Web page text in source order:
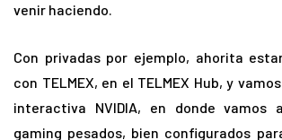
venir haciendo.
Con privadas por ejemplo, ahorita
con TELMEX, en el TELMEX Hub, y
interactiva NVIDIA, en donde vamos
gaming pesados, bien configurados